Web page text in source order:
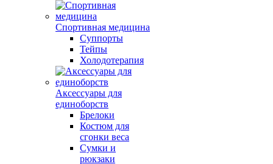
Спортивная медицина
Суппорты
Тейпы
Холодотерапия
Аксессуары для
единоборств
Брелоки
Костюм для
сгонки веса
Сумки и
рюкзаки